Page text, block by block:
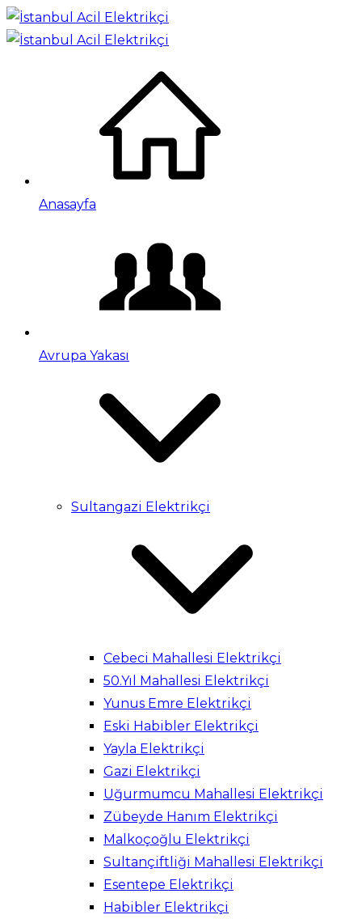
Anasayfa
Avrupa Yakası
Sultangazi Elektrikçi
Cebeci Mahallesi Elektrikçi
50.Yıl Mahallesi Elektrikçi
Yunus Emre Elektrikçi
Eski Habibler Elektrikçi
Yayla Elektrikçi
Gazi Elektrikçi
Uğurmumcu Mahallesi Elektrikçi
Zübeyde Hanım Elektrikçi
Malkoçoğlu Elektrikçi
Sultançiftliği Mahallesi Elektrikçi
Esentepe Elektrikçi
Habibler Elektrikçi